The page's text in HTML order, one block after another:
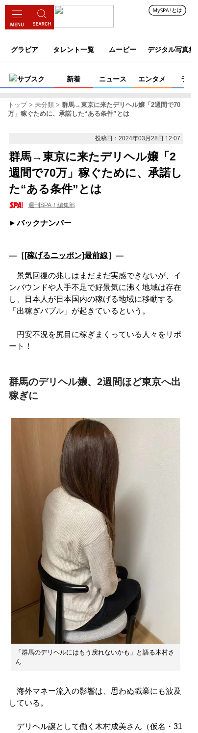
グラビア タレント一覧 ムービー デジタル写真集
サブスク 新着 ニュース エンタメ ライフ
トップ 未分類
群馬→東京に来たデリヘル嬢「2週間で70
万」稼ぐために、承諾した“ある条件”とは
投稿日：2024年03月28日 12:07
群馬→東京に来たデリヘル嬢「2
週間で70万」稼ぐために、承諾し
た“ある条件”とは
週刊SPA！編集部
バックナンバー
―［ [稼げるニッポン]最前線］―
景気回復の兆しはまだまだ実感できないが、イ
ンバウンドや人手不足で好景気に沸く地域は存在
し、日本人が日本国内の稼げる地域に移動する
「出稼ぎバブル」が起きているという。
円安不況を尻目に稼ぎまくっている人々をリポ
ート！
群馬のデリヘル嬢、2週間ほど東京へ出
稼ぎに
「群馬のデリヘルにはもう戻れないかも」と語る木村さ
ん
海外マネー流入の影響は、思わぬ職業にも波及
している。
デリヘル譲として働く木村成美さん（仮名・31